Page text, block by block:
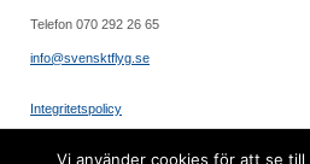
Telefon 070 292 26 65
info@svensktflyg.se
Integritetspolicy
FÖLJ OSS
Vi använder cookies för att se